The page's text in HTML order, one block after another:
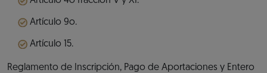
Artículo 9o.
Artículo 15.
Reglamento de Inscripción, Pago de Aportaciones y Entero